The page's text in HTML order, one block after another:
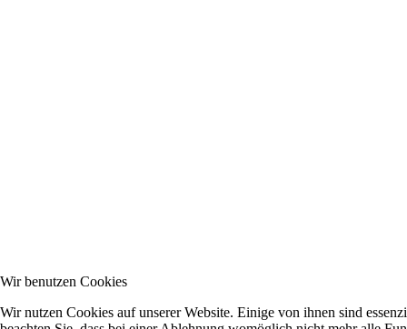
Wir benutzen Cookies
Wir nutzen Cookies auf unserer Website. Einige von ihnen sind